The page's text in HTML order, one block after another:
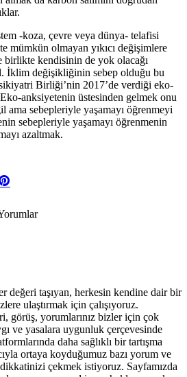
-koza, çevre veya dünya- telafisi
mümkün olmayan yıkıcı değişimlere
birlikte kendisinin de yok olacağı
İklim değişikliğinin sebep olduğu bu
Birliği’nin 2017’de verdiği eko-
anksiyetenin üstesinden gelmek onu
ama sebepleriyle yaşamayı öğrenmeyi
sebepleriyle yaşamayı öğrenmenin
azaltmak.
değeri taşıyan, herkesin kendine dair bir
ulaştırmak için çalışıyoruz.
görüş, yorumlarınız bizler için çok
ve yasalara uygunluk çerçevesinde
daha sağlıklı bir tartışma
ortaya koyduğumuz bazı yorum ve
çekmek istiyoruz. Sayfamızda